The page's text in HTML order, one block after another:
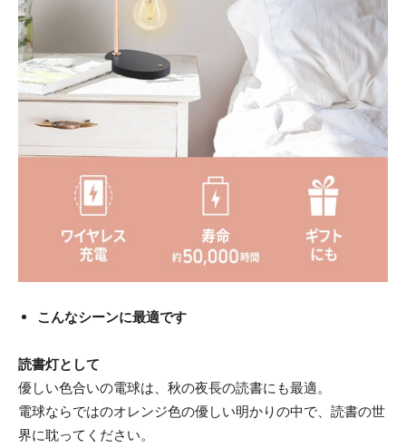
こんなシーンに最適です
読書灯として
優しい色合いの電球は、秋の夜長の読書にも最適。
電球ならではのオレンジ色の優しい明かりの中で、読書の世
界に耽ってください。